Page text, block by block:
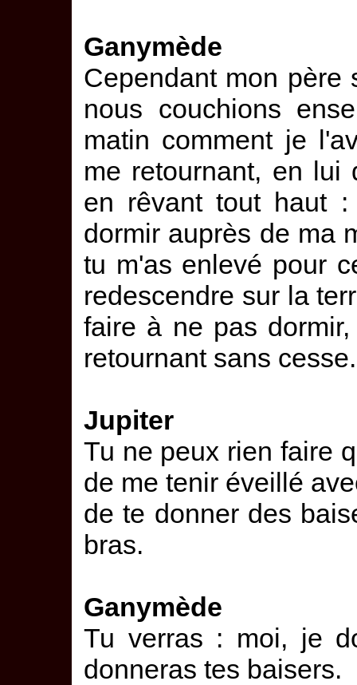
Ganymède
Cependant mon père
nous couchions
matin comment je
me retournant, en lui
en rêvant tout haut :
dormir auprès de ma
tu m'as enlevé pour
redescendre sur la
faire à ne pas
retournant sans cesse.
Jupiter
Tu ne peux rien faire
de me tenir éveillé
de te donner des
bras.
Ganymède
Tu verras : moi, je
donneras tes baisers.